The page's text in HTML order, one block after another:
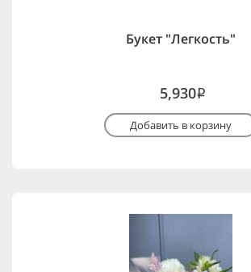
Букет "Легкость"
5,930i
Добавить в корзину